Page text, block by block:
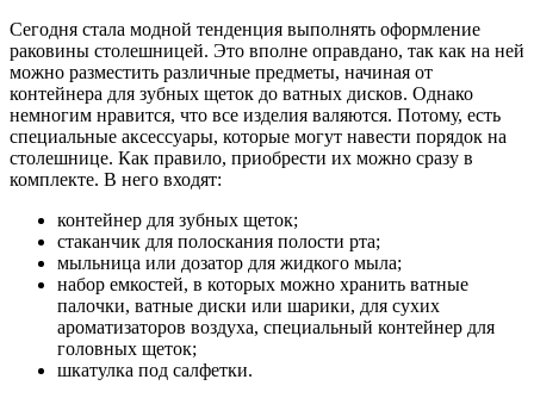
Сегодня стала модной тенденция выполнять оформление
раковины столешницей. Это вполне оправдано, так как на ней
можно разместить различные предметы, начиная от
контейнера для зубных щеток до ватных дисков. Однако
немногим нравится, что все изделия валяются. Потому, есть
специальные аксессуары, которые могут навести порядок на
столешнице. Как правило, приобрести их можно сразу в
комплекте. В него входят:
контейнер для зубных щеток;
стаканчик для полоскания полости рта;
мыльница или дозатор для жидкого мыла;
набор емкостей, в которых можно хранить ватные
палочки, ватные диски или шарики, для сухих
ароматизаторов воздуха, специальный контейнер для
головных щеток;
шкатулка под салфетки.